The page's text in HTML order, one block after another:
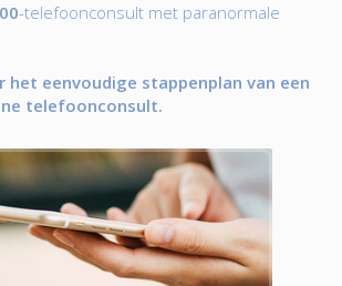
-telefoonconsult met paranormale
het eenvoudige stappenplan van een
telefoonconsult.